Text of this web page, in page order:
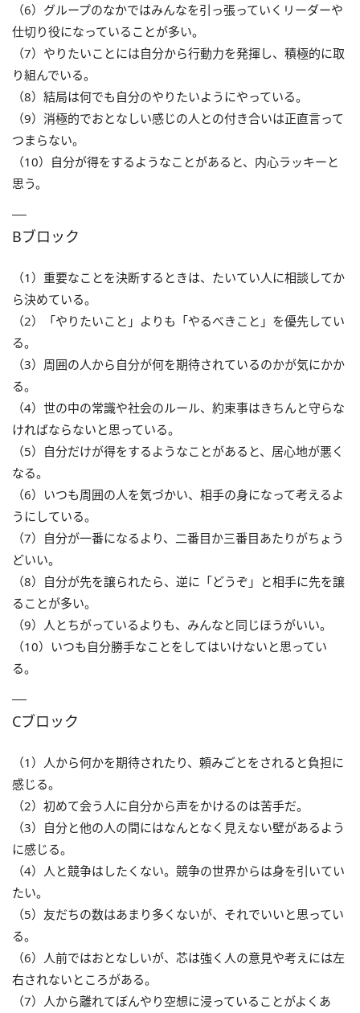
（6）グループのなかではみんなを引っ張っていくリーダーや
仕切り役になっていることが多い。
（7）やりたいことには自分から行動力を発揮し、積極的に取
り組んでいる。
（8）結局は何でも自分のやりたいようにやっている。
（9）消極的でおとなしい感じの人との付き合いは正直言って
つまらない。
（10）自分が得をするようなことがあると、内心ラッキーと
思う。
Bブロック
（1）重要なことを決断するときは、たいてい人に相談してか
ら決めている。
（2）「やりたいこと」よりも「やるべきこと」を優先してい
る。
（3）周囲の人から自分が何を期待されているのかが気にかか
る。
（4）世の中の常識や社会のルール、約束事はきちんと守らな
ければならないと思っている。
（5）自分だけが得をするようなことがあると、居心地が悪く
なる。
（6）いつも周囲の人を気づかい、相手の身になって考えるよ
うにしている。
（7）自分が一番になるより、二番目か三番目あたりがちょう
どいい。
（8）自分が先を譲られたら、逆に「どうぞ」と相手に先を譲
ることが多い。
（9）人とちがっているよりも、みんなと同じほうがいい。
（10）いつも自分勝手なことをしてはいけないと思ってい
る。
Cブロック
（1）人から何かを期待されたり、頼みごとをされると負担に
感じる。
（2）初めて会う人に自分から声をかけるのは苦手だ。
（3）自分と他の人の間にはなんとなく見えない壁があるよう
に感じる。
（4）人と競争はしたくない。競争の世界からは身を引いてい
たい。
（5）友だちの数はあまり多くないが、それでいいと思ってい
る。
（6）人前ではおとなしいが、芯は強く人の意見や考えには左
右されないところがある。
（7）人から離れてぼんやり空想に浸っていることがよくあ